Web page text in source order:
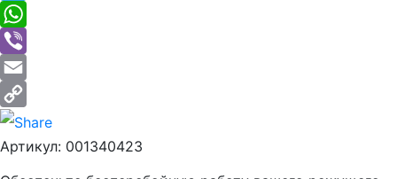
Telegram
WhatsApp
Viber
Email
Copy
Link
Артикул: 001340423